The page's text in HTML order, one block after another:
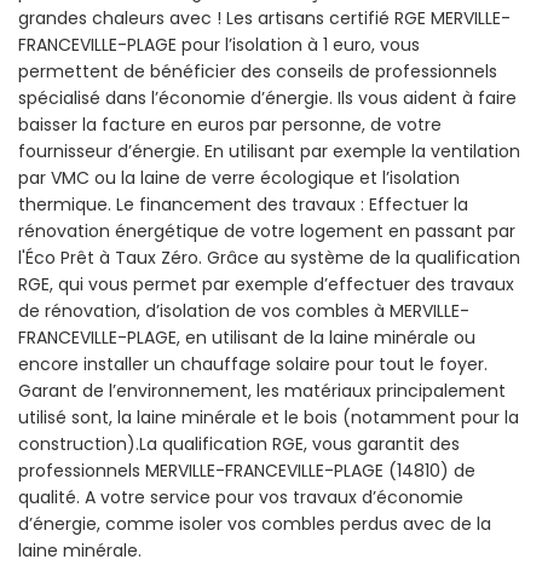
grandes chaleurs avec ! Les artisans certifié RGE MERVILLE-
FRANCEVILLE-PLAGE pour l’isolation à 1 euro, vous
permettent de bénéficier des conseils de professionnels
spécialisé dans l’économie d’énergie. Ils vous aident à faire
baisser la facture en euros par personne, de votre
fournisseur d’énergie. En utilisant par exemple la ventilation
par VMC ou la laine de verre écologique et l’isolation
thermique. Le financement des travaux : Effectuer la
rénovation énergétique de votre logement en passant par
l'Éco Prêt à Taux Zéro. Grâce au système de la qualification
RGE, qui vous permet par exemple d’effectuer des travaux
de rénovation, d’isolation de vos combles à MERVILLE-
FRANCEVILLE-PLAGE, en utilisant de la laine minérale ou
encore installer un chauffage solaire pour tout le foyer.
Garant de l’environnement, les matériaux principalement
utilisé sont, la laine minérale et le bois (notamment pour la
construction).La qualification RGE, vous garantit des
professionnels MERVILLE-FRANCEVILLE-PLAGE (14810) de
qualité. A votre service pour vos travaux d’économie
d’énergie, comme isoler vos combles perdus avec de la
laine minérale.